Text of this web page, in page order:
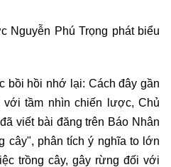
Nguyễn Phú Trọng phát biểu
bồi hồi nhớ lại: Cách đây gần
với tầm nhìn chiến lược, Chủ
viết bài đăng trên Báo Nhân
cây", phân tích ý nghĩa to lớn
trồng cây, gây rừng đối với